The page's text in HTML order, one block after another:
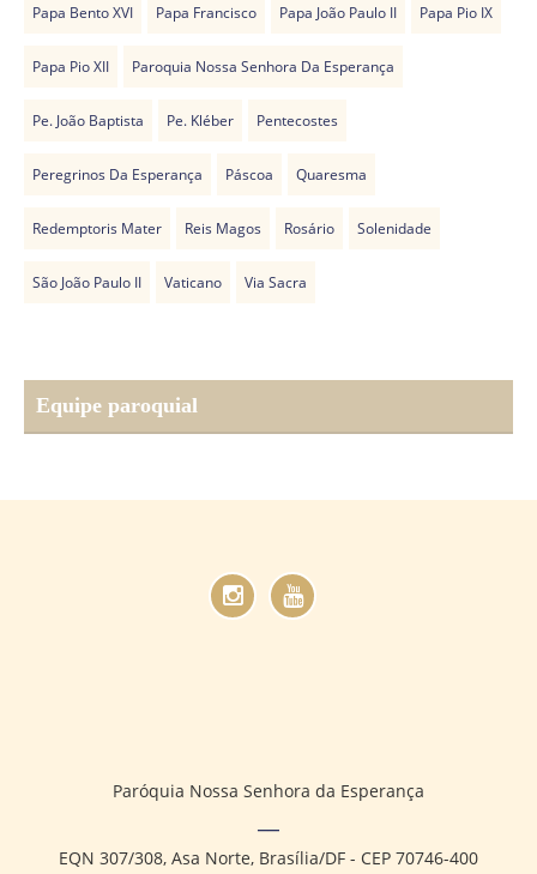
Papa Bento XVI Papa Francisco Papa João Paulo II Papa Pio IX
Papa Pio XII Paroquia Nossa Senhora Da Esperança
Pe. João Baptista Pe. Kléber Pentecostes
Peregrinos Da Esperança Páscoa Quaresma
Redemptoris Mater Reis Magos Rosário Solenidade
São João Paulo II Vaticano Via Sacra
Equipe paroquial
Paróquia Nossa Senhora da Esperança
EQN 307/308, Asa Norte, Brasília/DF - CEP 70746-400